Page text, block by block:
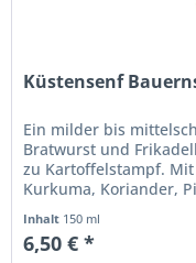
Küstensenf
Ein milder bis
Bratwurst und
zu Kartoffelstampf.
Kurkuma, Koriander,
Inhalt 150 ml
6,50 € *